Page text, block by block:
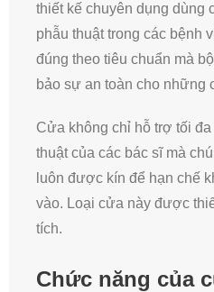
thiết kế chuyên dụng dùng
phẫu thuật trong các bệnh
đúng theo tiêu chuẩn mà
bảo sự an toàn cho những
Cửa không chỉ hỗ trợ tối
thuật của các bác sĩ mà
luôn được kín để hạn chế
vào. Loại cửa này được
tích.
Chức năng của